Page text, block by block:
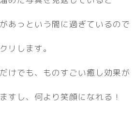
あっという間に過ぎているので
リします。
けでも、ものすごい癒し効果が
すし、何より笑顔になれる！